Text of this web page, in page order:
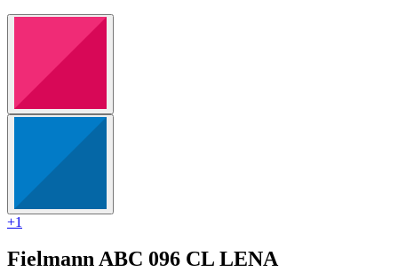
+1
FielmannABC 096 CL LENA